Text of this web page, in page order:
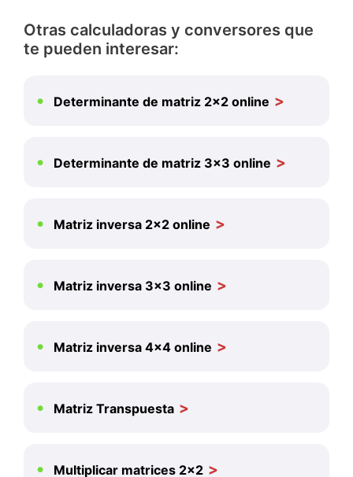
Otras calculadoras y conversores que
te pueden interesar:
Determinante de matriz 2×2 online
Determinante de matriz 3×3 online
Matriz inversa 2×2 online
Matriz inversa 3×3 online
Matriz inversa 4×4 online
Matriz Transpuesta
Multiplicar matrices 2×2